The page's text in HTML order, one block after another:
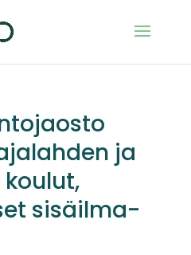
ja
sisäilma-